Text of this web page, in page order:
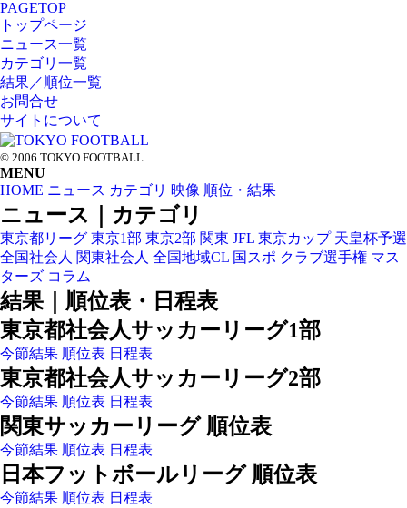
PAGETOP
トップページ
ニュース一覧
カテゴリ一覧
結果／順位一覧
お問合せ
サイトについて
© 2006 TOKYO FOOTBALL.
MENU
HOME ニュース カテゴリ 映像 順位・結果
ニュース｜カテゴリ
東京都リーグ 東京1部 東京2部 関東 JFL 東京カップ 天皇杯予選
全国社会人 関東社会人 全国地域CL 国スポ クラブ選手権 マス
ターズ コラム
結果｜順位表・日程表
東京都社会人サッカーリーグ1部
今節結果 順位表 日程表
東京都社会人サッカーリーグ2部
今節結果 順位表 日程表
関東サッカーリーグ 順位表
今節結果 順位表 日程表
日本フットボールリーグ 順位表
今節結果 順位表 日程表